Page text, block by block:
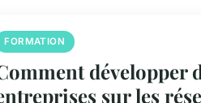
FORMATION
développer
sur les